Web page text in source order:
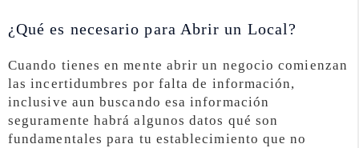
¿Qué es necesario para Abrir un Local?
Cuando tienes en mente abrir un negocio comienzan
las incertidumbres por falta de información,
inclusive aun buscando esa información
seguramente habrá algunos datos qué son
fundamentales para tu establecimiento que no